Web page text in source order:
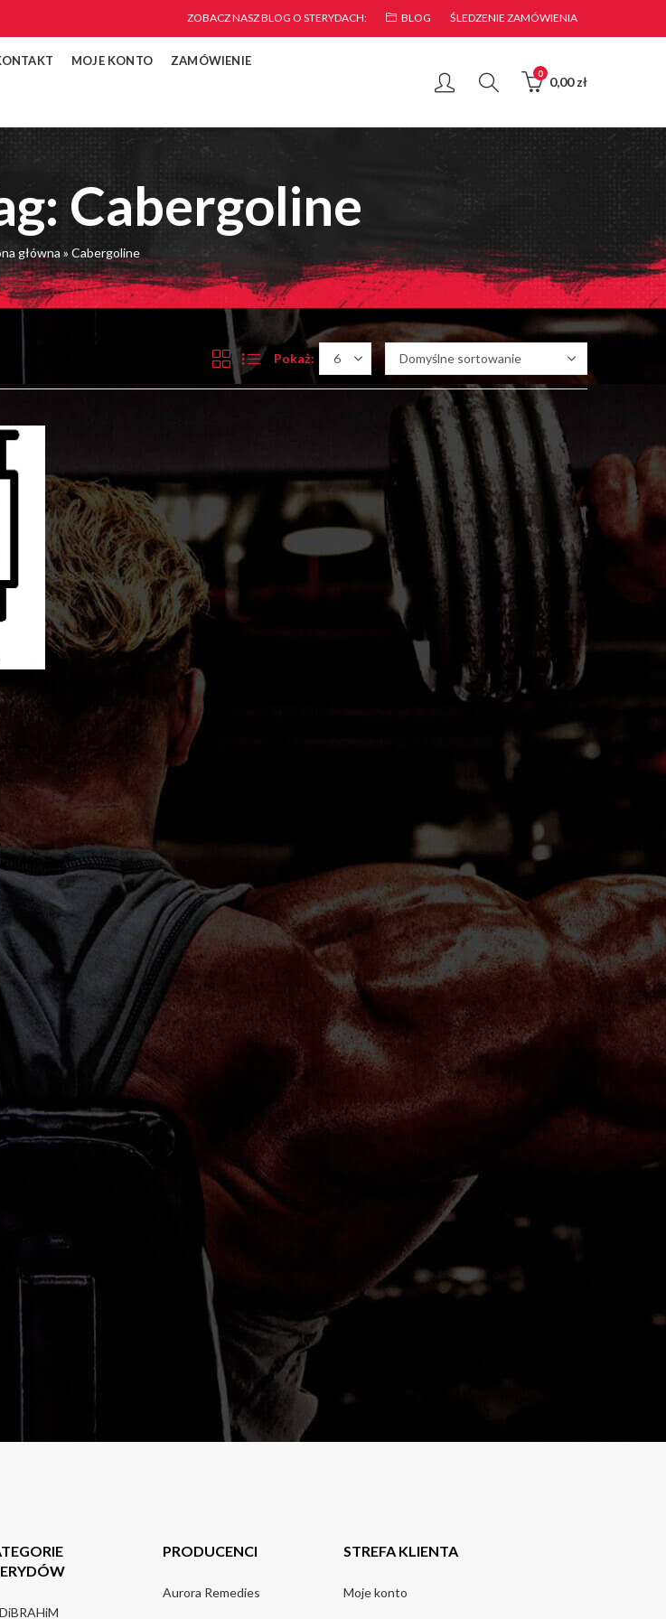
ZOBACZ NASZ BLOG O STERYDACH: BLOG ŚLEDZENIE ZAMÓWIENIA
MOJE KONTO ZAMÓWIENIE
0
0,00zł
Cabergoline
główna » Cabergoline
Pokaż:
PRODUCENCI
Aurora Remedies
STREFA KLIENTA
Moje konto